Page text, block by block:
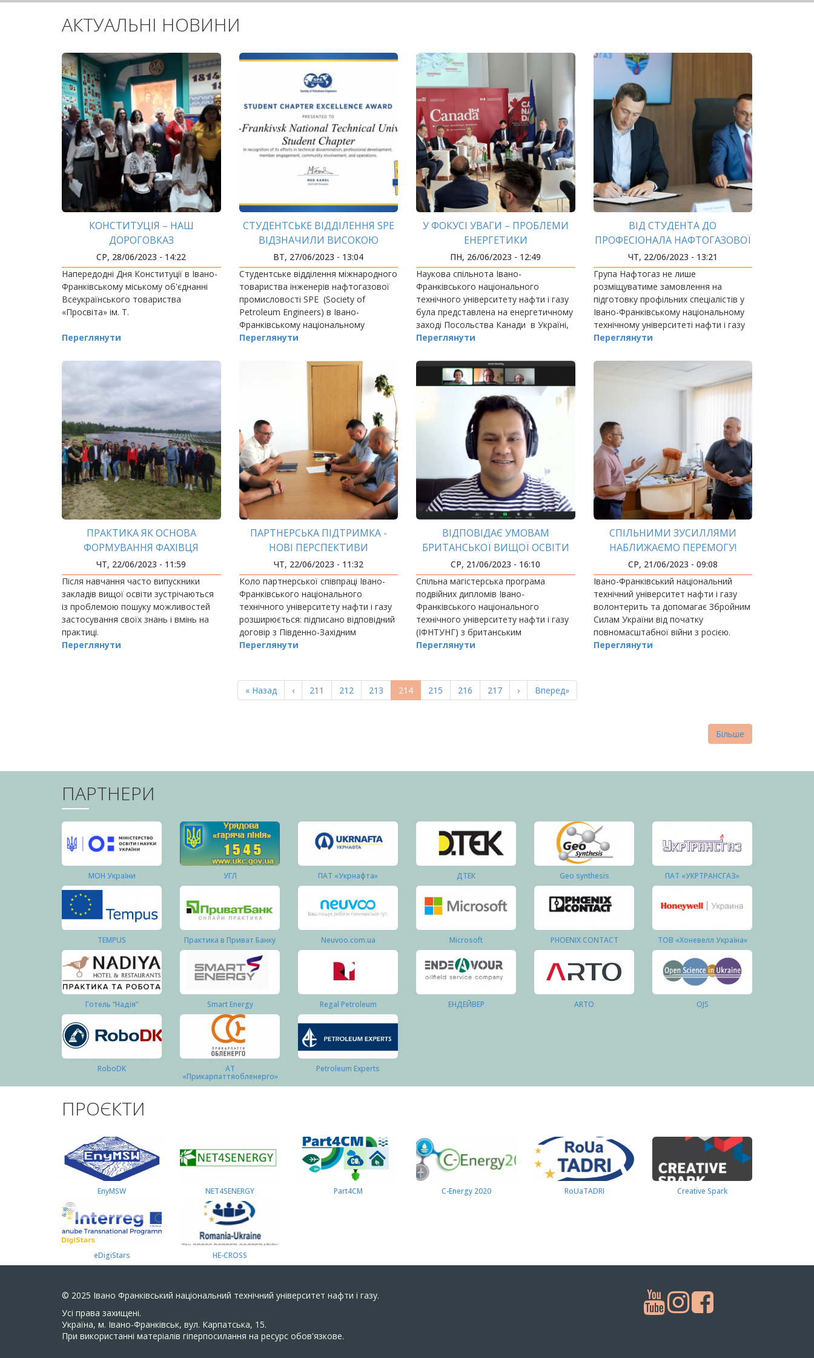
АКТУАЛЬНІ НОВИНИ
КОНСТИТУЦІЯ – НАШ
ДОРОГОВКАЗ
СР, 28/06/2023 - 14:22
Напередодні Дня Конституції в Івано-
Франківському міському об'єднанні
Всеукраїнського товариства
«Просвіта» ім. Т.
Переглянути
СТУДЕНТСЬКЕ ВІДДІЛЕННЯ SPE
ВІДЗНАЧИЛИ ВИСОКОЮ
МІЖНАРОДНОЮ НАГОРОДОЮ!
ВТ, 27/06/2023 - 13:04
Студентське відділення міжнародного
товариства інженерів нафтогазової
промисловості SPE (Society of
Petroleum Engineers) в Івано-
Франківському національному
технічному університеті нафти і газу
Переглянути
У ФОКУСІ УВАГИ – ПРОБЛЕМИ
ЕНЕРГЕТИКИ
ПН, 26/06/2023 - 12:49
Наукова спільнота Івано-
Франківського національного
технічного університету нафти і газу
була представлена на енергетичному
заході Посольства Канади в Україні,
Посольства Канади в Польщі та
енергетичних компаній…
Переглянути
ВІД СТУДЕНТА ДО
ПРОФЕСІОНАЛА НАФТОГАЗОВОЇ
ГАЛУЗІ РАЗОМ З НАФТОГАЗОМ!
ЧТ, 22/06/2023 - 13:21
Група Нафтогаз не лише
розміщуватиме замовлення на
підготовку профільних спеціалістів у
Івано-Франківському національному
технічному університеті нафти і газу
(ІФНТУНГ), а й братиме активну
розвитку, надаватиме мат
Переглянути
ПРАКТИКА ЯК ОСНОВА
ФОРМУВАННЯ ФАХІВЦЯ
ВИСОКОЇ КВАЛІФІКАЦІЇ
ЧТ, 22/06/2023 - 11:59
Після навчання часто випускники
закладів вищої освіти зустрічаються
із проблемою пошуку можливостей
застосування своїх знань і вмінь на
практиці.
Переглянути
ПАРТНЕРСЬКА ПІДТРИМКА -
НОВІ ПЕРСПЕКТИВИ
ЧТ, 22/06/2023 - 11:32
Коло партнерської співпраці Івано-
Франківського національного
технічного університету нафти і газу
розширюється: підписано відповідний
договір з Південно-Західним
міжрегіональним управлінням
Переглянути
ВІДПОВІДАЄ УМОВАМ
БРИТАНСЬКОЇ ВИЩОЇ ОСВІТИ
СР, 21/06/2023 - 16:10
Спільна магістерська програма
подвійних дипломів Івано-
Франківського національного
технічного університету нафти і газу
(ІФНТУНГ) з британським
університетом London South Bank
Переглянути
СПІЛЬНИМИ ЗУСИЛЛЯМИ
НАБЛИЖАЄМО ПЕРЕМОГУ!
СР, 21/06/2023 - 09:08
Івано-Франківський національний
технічний університет нафти і газу
волонтерить та допомагає Збройним
Силам України від початку
повномасштабної війни з росією.
Переглянути
Перша
сторінка
« Назад
Попередня
сторінка
‹ Page
211 Page
212 Page
213
Поточна
сторінка
214 Page
215 Page
216 Page
217
Наступна
сторінка
›
Остання
сторінка
Вперед»
Більше
ПАРТНЕРИ
МОН України УГЛ ПАТ «Укрнафта» ДТЕК Geo synthesis ПАТ «УКРТРАНСГАЗ»
TEMPUS Практика в Приват Банку Neuvoo.com.ua Microsoft PHOENIX CONTACT ТОВ «Хоневелл Україна»
Готель “Надія” Smart Energy Regal Petroleum ЕНДЕЙВЕР ARTO OJS
RoboDK АТ
«Прикарпаттяобленерго»
Petroleum Experts
ПРОЄКТИ
EnyMSW NET4SENERGY Part4СМ C-Energy 2020 RoUaTADRI Creative Spark
eDigiStars HE-CROSS
© 2025 Івано Франківський національний технічний університет нафти і газу.
Усi права захищенi.
Україна, м. Івано-Франківськ, вул. Карпатська, 15.
При використанні матеріалів гіперпосилання на ресурс обов'язкове.